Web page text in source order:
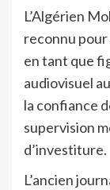
L’Algérien
reconnu pour
en tant que
audiovisuel
la confiance
supervision
d’investiture.
L’ancien